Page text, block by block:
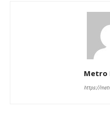
Metro
https://